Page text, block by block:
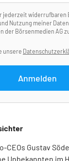
jederzeit widerrufbaren
Nutzung meiner
der Börsenmedien AG
unsere
Anmelden
CEOs Gustav
Unbekannten im